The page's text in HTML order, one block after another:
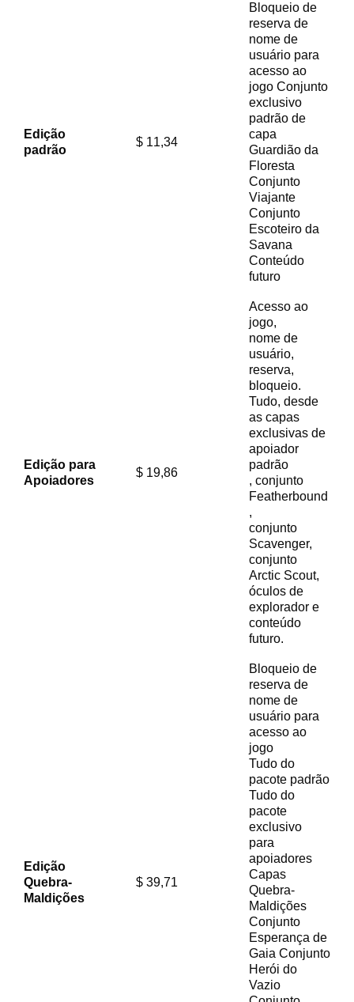
Edição
padrão
$ 11,34
Bloqueio de
reserva de
nome de
usuário para
acesso ao
jogo Conjunto
exclusivo
padrão de
capa
Guardião da
Floresta
Conjunto
Viajante
Conjunto
Escoteiro da
Savana
Conteúdo
futuro
Edição para
Apoiadores
$ 19,86
Acesso ao
jogo,
nome de
usuário,
reserva,
bloqueio.
Tudo, desde
as capas
exclusivas de
apoiador
padrão
, conjunto
Featherbound
,
conjunto
Scavenger,
conjunto
Arctic Scout,
óculos de
explorador e
conteúdo
futuro.
Edição
Quebra-
Maldições
$ 39,71
Bloqueio de
reserva de
nome de
usuário para
acesso ao
jogo
Tudo do
pacote padrão
Tudo do
pacote
exclusivo
para
apoiadores
Capas
Quebra-
Maldições
Conjunto
Esperança de
Gaia Conjunto
Herói do
Vazio